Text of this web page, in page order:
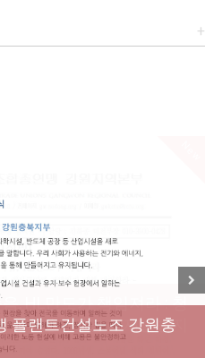
+
, HL만도가 책임져라 : 청
한 진상규명과 재발방지
플랜트건설노조 강원충
Next